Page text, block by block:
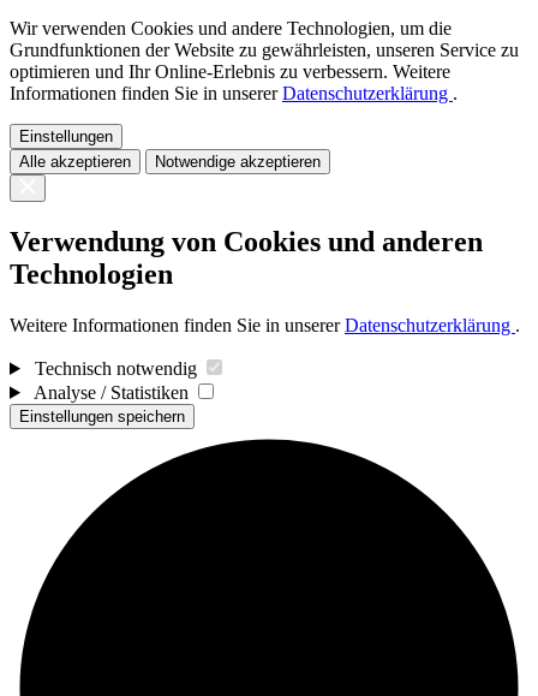
Wir verwenden Cookies und andere Technologien, um die
Grundfunktionen der Website zu gewährleisten, unseren Service zu
optimieren und Ihr Online-Erlebnis zu verbessern. Weitere
Informationen finden Sie in unsererDatenschutzerklärung .
Einstellungen
Alle akzeptieren
Notwendige akzeptieren
Verwendung von Cookies und anderen
Technologien
Weitere Informationen finden Sie in unsererDatenschutzerklärung .
Technisch notwendig
Analyse / Statistiken
Einstellungen speichern